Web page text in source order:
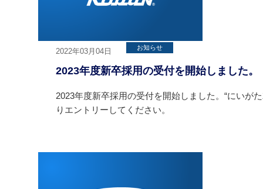
2022年03月04日 お知らせ
2023年度新卒採用の受付を開始しました。
2023年度新卒採用の受付を開始しました。“にいが
りエントリーしてください。